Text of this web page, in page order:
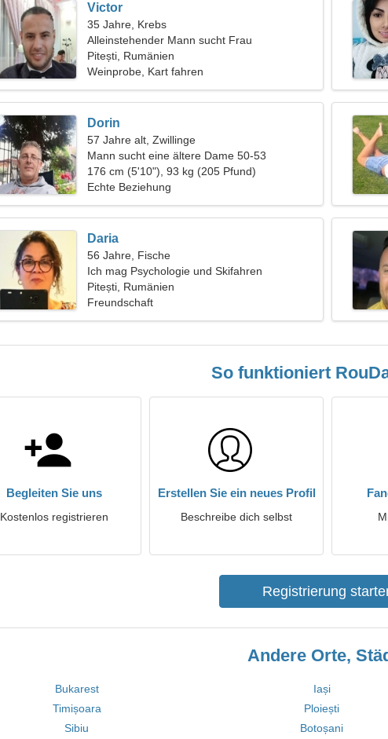
Victor
35 Jahre, Krebs
Alleinstehender Mann sucht Frau
Pitești, Rumänien
Weinprobe, Kart fahren
Dorin
57 Jahre alt, Zwillinge
Mann sucht eine ältere Dame 50-53
176 cm (5'10"), 93 kg (205 Pfund)
Echte Beziehung
Daria
56 Jahre, Fische
Ich mag Psychologie und Skifahren
Pitești, Rumänien
Freundschaft
So funktioniert
Begleiten Sie uns
Kostenlos registrieren
Erstellen Sie ein neues Profil
Beschreibe dich selbst
Registrierung
Andere Orte,
Bukarest Iași
Timișoara
Ploiești
Sibiu
Botoșani